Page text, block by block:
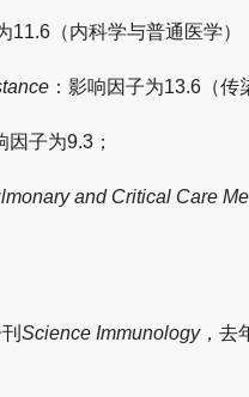
11.6（内科学与普通医学）
：影响因子为13.6（
因子为9.3；
and Critical Care
Science Immunology，去